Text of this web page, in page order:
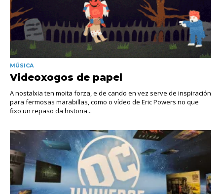
MÚSICA
Videoxogos de papel
A nostalxia ten moita forza, e de cando en vez serve de inspiración
para fermosas marabillas, como o vídeo de Eric Powers no que
fixo un repaso da historia...